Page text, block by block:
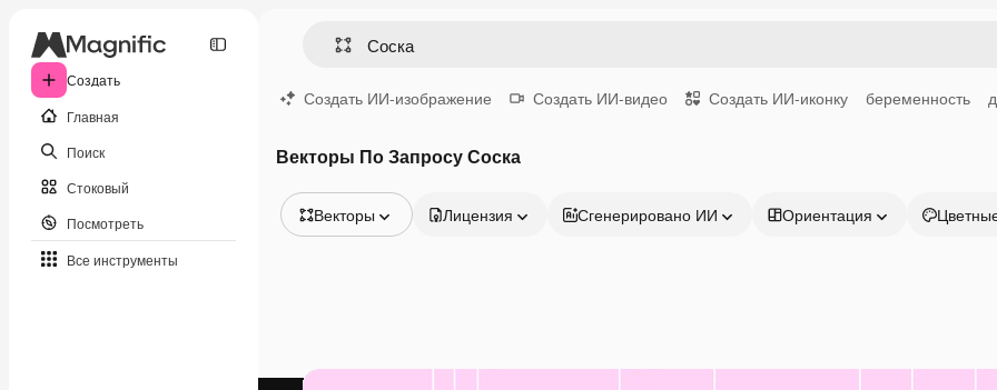
Создать
Главная
Поиск
Стоковый
Посмотреть
Все инструменты
Создать ИИ-изображение Создать ИИ-видео Создать ИИ-иконку беременность
Векторы По Запросу Соска
Векторы
Видео
Лицензия Сгенерировано ИИ Ориентация